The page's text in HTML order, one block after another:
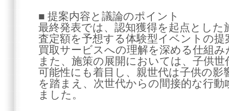
■ 提案内容と議論のポイント
最終発表では、認知獲得を起点とし
査定額を予想する体験型イベントの
買取サービスへの理解を深める仕組
また、施策の展開においては、子供
可能性にも着目し、親世代は子供の
を踏まえ、次世代からの間接的な行
ました。